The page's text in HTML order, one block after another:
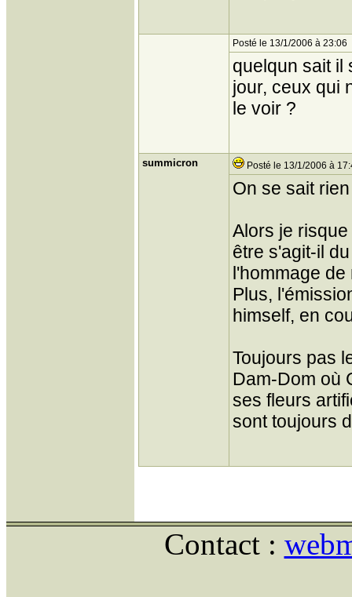
Posté le 13/1/2006 à 23:06
quelqun sait il
jour, ceux qui
le voir ?
summicron Posté le 13/1/2006 à
On se sait
Alors je
être s'agit-il
l'hommage
Plus,
himself, en
Toujours pas
Dam-Dom où
ses fleurs
sont toujours
Contact :